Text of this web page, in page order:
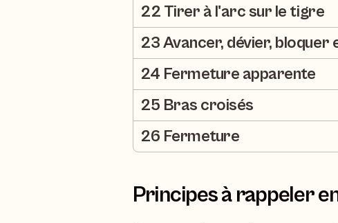
22 Tirer à l'arc sur le tigre
23 Avancer, dévier, bloquer
24 Fermeture apparente
25 Bras croisés
26 Fermeture
Principes à rappeler